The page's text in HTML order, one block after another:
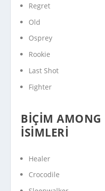
Regret
Old
Osprey
Rookie
Last Shot
Fighter
BIÇIM AMONG
İSIMLERI
Healer
Crocodile